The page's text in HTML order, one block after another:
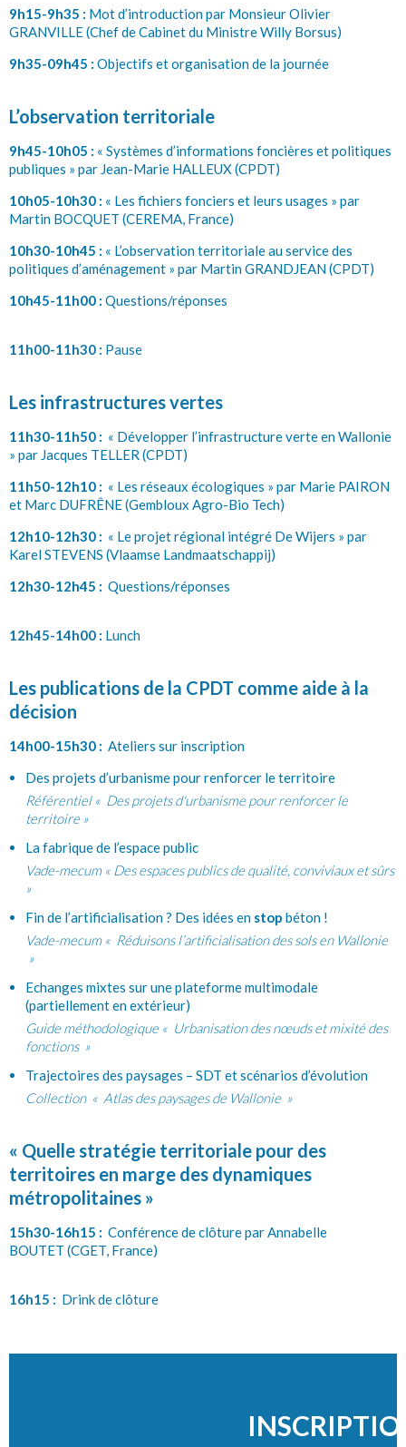
9h15-9h35 : Mot d’introduction par Monsieur Olivier
GRANVILLE (Chef de Cabinet du Ministre Willy Borsus)
9h35-09h45 : Objectifs et organisation de la journée
L’observation territoriale
9h45-10h05 : « Systèmes d’informations foncières et politiques
publiques » par Jean-Marie HALLEUX (CPDT)
10h05-10h30 : « Les fichiers fonciers et leurs usages » par
Martin BOCQUET (CEREMA, France)
10h30-10h45 : « L’observation territoriale au service des
politiques d’aménagement » par Martin GRANDJEAN (CPDT)
10h45-11h00 : Questions/réponses
11h00-11h30 : Pause
Les infrastructures vertes
11h30-11h50 : « Développer l’infrastructure verte en Wallonie
» par Jacques TELLER (CPDT)
11h50-12h10 : « Les réseaux écologiques » par Marie PAIRON
et Marc DUFRÊNE (Gembloux Agro-Bio Tech)
12h10-12h30 : « Le projet régional intégré De Wijers » par
Karel STEVENS (Vlaamse Landmaatschappij)
12h30-12h45 : Questions/réponses
12h45-14h00 : Lunch
Les publications de la CPDT comme aide à la
décision
14h00-15h30 : Ateliers sur inscription
Des projets d’urbanisme pour renforcer le territoire
Référentiel « Des projets d'urbanisme pour renforcer le
territoire »
La fabrique de l’espace public
Vade-mecum « Des espaces publics de qualité, conviviaux et sûrs
»
Fin de l’artificialisation ? Des idées en stop béton !
Vade-mecum « Réduisons l’artificialisation des sols en Wallonie
»
Echanges mixtes sur une plateforme multimodale
(partiellement en extérieur)
Guide méthodologique « Urbanisation des nœuds et mixité des
fonctions »
Trajectoires des paysages – SDT et scénarios d’évolution
Collection « Atlas des paysages de Wallonie »
« Quelle stratégie territoriale pour des
territoires en marge des dynamiques
métropolitaines »
15h30-16h15 : Conférence de clôture parAnnabelle
BOUTET (CGET, France)
16h15 : Drink de clôture